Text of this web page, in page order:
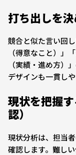
打ち出しを決
競合と似た言い回
（得意なこと）」
（実績・進め方）
デザインも一貫しや
現状を把握
認）
現状分析は、担当
確認します。難し